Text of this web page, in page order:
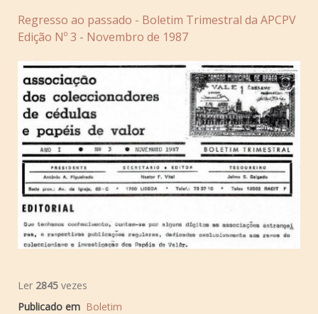
Regresso ao passado - Boletim Trimestral da APCPV
Edição Nº 3 - Novembro de 1987
Ler 2845 vezes
Publicado em Boletim